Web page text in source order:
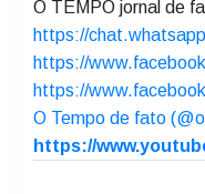
da Administração
evento.
O TEMPO jornal de
https://
https://